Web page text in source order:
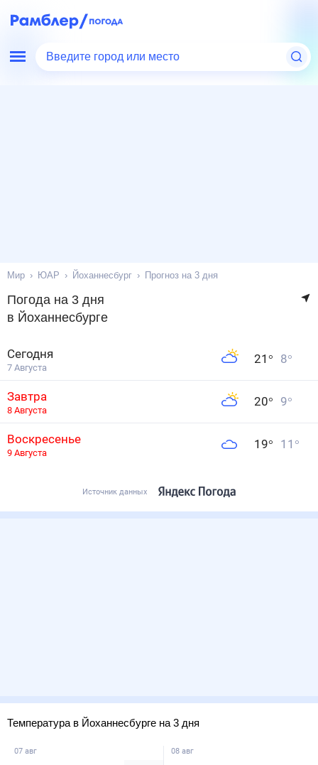
Введите город или место
Мир ЮАР Йоханнесбург Прогноз на 3 дня
Погода на 3 дня
в Йоханнесбурге
Сегодня
7 Августа
21 ° 8°
Завтра
8 Августа
20° 9°
Воскресенье
9 Августа
19° 11 °
Источник данных
Температура в Йоханнесбурге на 3 дня
07 авг 08 авг